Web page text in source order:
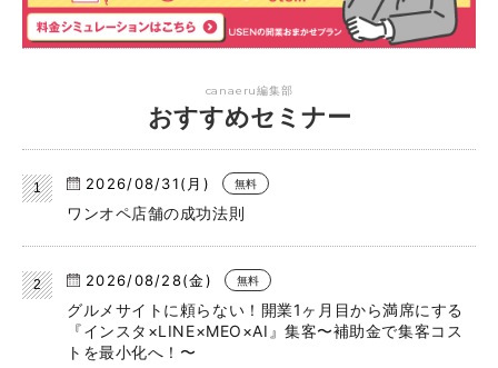
canaeru編集部
おすすめセミナー
2026/08/31(月) 無料
ワンオペ店舗の成功法則
2026/08/28(金) 無料
グルメサイトに頼らない！開業1ヶ月目から満席にする
『インスタ×LINE×MEO×AI』集客〜補助金で集客コス
トを最小化へ！〜